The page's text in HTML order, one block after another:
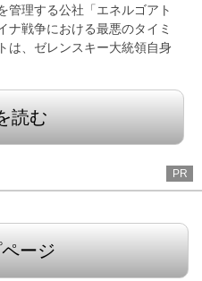
管理する公社「エネルゴアト
ナ戦争における最悪のタイミ
は、ゼレンスキー大統領自身
読む
PR
ページ